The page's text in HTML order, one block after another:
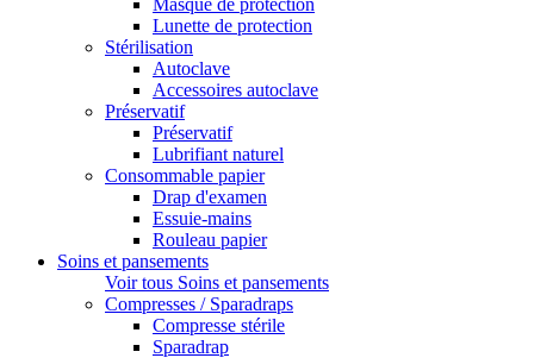
Masque de protection
Lunette de protection
Stérilisation
Autoclave
Accessoires autoclave
Préservatif
Préservatif
Lubrifiant naturel
Consommable papier
Drap d'examen
Essuie-mains
Rouleau papier
Soins et pansements
Voir tous Soins et pansements
Compresses / Sparadraps
Compresse stérile
Sparadrap